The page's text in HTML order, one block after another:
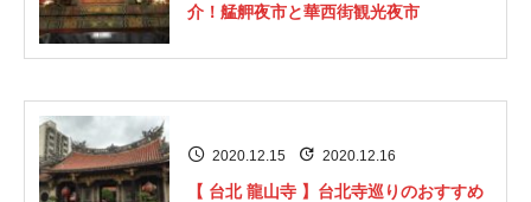
介！艋舺夜市と華西街観光夜市
2020.12.15 2020.12.16
【 台北 龍山寺 】台北寺巡りのおすすめ